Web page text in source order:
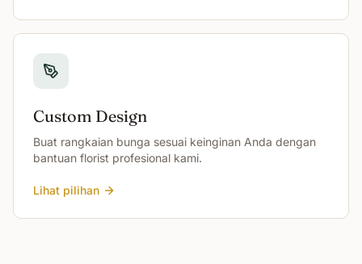
Custom Design
Buat rangkaian bunga sesuai keinginan Anda dengan
bantuan florist profesional kami.
Lihat pilihan